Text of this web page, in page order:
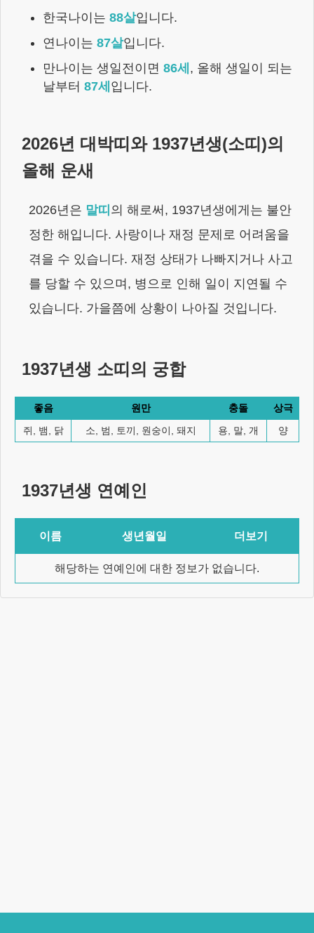
한국나이는 88살입니다.
연나이는 87살입니다.
만나이는 생일전이면 86세 , 올해 생일이 되는
날부터 87세 입니다.
2026년 대박띠와 1937년생(소띠)의
올해 운새
2026년은 말띠 의 해로써, 1937년생에게는 불안
정한 해입니다. 사랑이나 재정 문제로 어려움을
겪을 수 있습니다. 재정 상태가 나빠지거나 사고
를 당할 수 있으며, 병으로 인해 일이 지연될 수
있습니다. 가을쯤에 상황이 나아질 것입니다.
1937년생 소띠의 궁합
좋음 원만 충돌
상극
쥐, 뱀, 닭
소, 범, 토끼, 원숭이, 돼지 용, 말, 개 양
1937년생 연예인
이름 생년월일 더보기
해당하는 연예인에 대한 정보가 없습니다.